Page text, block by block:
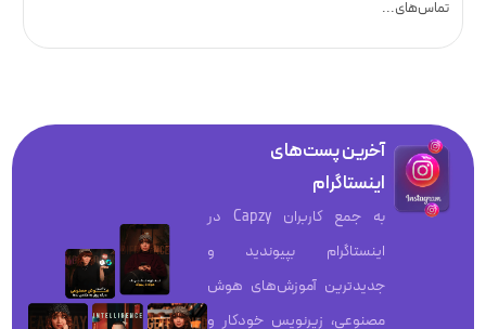
تماس‌های...
آخرین پست‌های
اینستاگرام
به جمع کاربران Capzy در
اینستاگرام بپیوندید و
جدیدترین آموزش‌های هوش
مصنوعی، زیرنویس خودکار و